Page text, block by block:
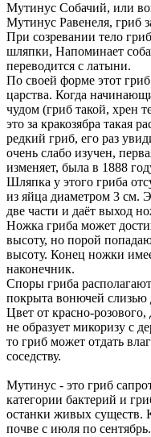
Мутинус Собачий, или
Мутинус Равенеля, гриб
При созревании тело
шляпки, Напоминает
переводится с латыни.
По своей форме этот
царства. Когда
чудом (гриб такой, хрен
это за кракозябра такая
редкий гриб, его раз
очень слабо изучен,
изменяет, была в 1888
Шляпка у этого гриба
из яйца диаметром 3 см.
две части и даёт выход
Ножка гриба может
высоту, но порой
высоту. Конец ножки
наконечник.
Споры гриба
покрыта вонючей слизью
Цвет от красно-
не образует микоризу с
то гриб может отдать
соседству.
Мутинус - это гриб
категории бактерий и
останки живых существ.
почве с июля по сентябрь.